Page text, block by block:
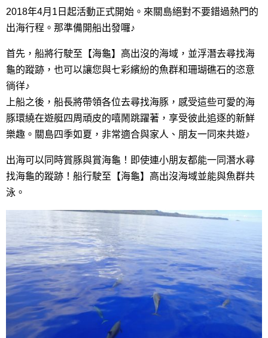
2018年4月1日起活動正式開始。來關島絕對不要錯過熱門的
出海行程。那準備開船出發囉♪
首先，船將行駛至【海龜】高出沒的海域，並浮潛去尋找海
龜的蹤跡，也可以讓您與七彩繽紛的魚群和珊瑚礁石的恣意
徜徉♪
上船之後，船長將帶領各位去尋找海豚，感受這些可愛的海
豚環繞在遊艇四周頑皮的嘻鬧跳躍著，享受彼此追逐的新鮮
樂趣。關島四季如夏，非常適合與家人、朋友一同來共遊♪
出海可以同時賞豚與賞海龜！即使連小朋友都能一同潛水尋
找海龜的蹤跡！船行駛至【海龜】高出沒海域並能與魚群共
泳。